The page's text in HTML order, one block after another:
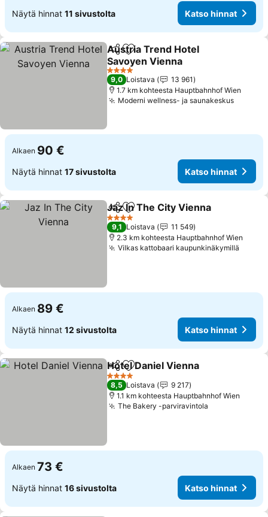
Näytä hinnat 11 sivustolta Katso hinnat
Jaa Lisää suosikkeihin
Austria Trend Hotel
Savoyen Vienna
Katso hinnat
4 Tähtiluokitus
9,0 Loistava
13 961
1.7 km kohteesta Hauptbahnhof Wien
Moderni wellness- ja saunakeskusKatso
Alkaen 90 €
Näytä hinnat 17 sivustolta Katso hinnat
Jaa Lisää suosikkeihin
Jaz In The City Vienna
4 Tähtiluokitus
9,1 Loistava
11 549
2.3 km kohteesta Hauptbahnhof Wien
Vilkas kattobaari kaupunkinäkymillä
Alkaen 89 €
Näytä hinnat 12 sivustolta Katso hinnat
Jaa Lisää suosikkeihin
Hotel Daniel Vienna
4 Tähtiluokitus
8,5 Loistava
9 217
1.1 km kohteesta Hauptbahnhof Wien
The Bakery -parviravintola
Alkaen 73 €
Näytä hinnat 16 sivustolta Katso hinnat